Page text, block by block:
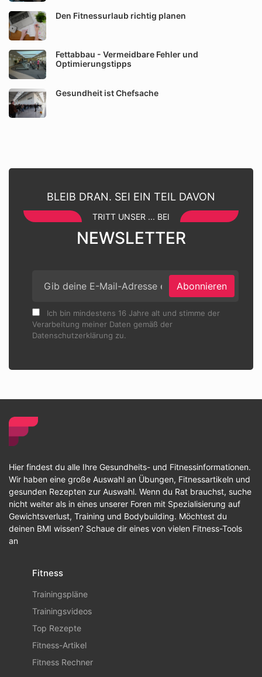
Den Fitnessurlaub richtig planen
Fettabbau - Vermeidbare Fehler und
Optimierungstipps
Gesundheit ist Chefsache
BLEIB DRAN. SEI EIN TEIL DAVON
TRITT UNSER ... BEI
NEWSLETTER
Abonnieren
Ich bin mindestens 16 Jahre alt und stimme der
Verarbeitung meiner Daten gemäß der
Datenschutzerklärung zu.
Hier findest du alle Ihre Gesundheits- und Fitnessinformationen.
Wir haben eine große Auswahl an Übungen, Fitnessartikeln und
gesunden Rezepten zur Auswahl. Wenn du Rat brauchst, suche
nicht weiter als in eines unserer Foren mit Spezialisierung auf
Gewichtsverlust, Training und Bodybuilding. Möchtest du
deinen BMI wissen? Schaue dir eines von vielen Fitness-Tools
an
Fitness
Trainingspläne
Trainingsvideos
Top Rezepte
Fitness-Artikel
Fitness Rechner